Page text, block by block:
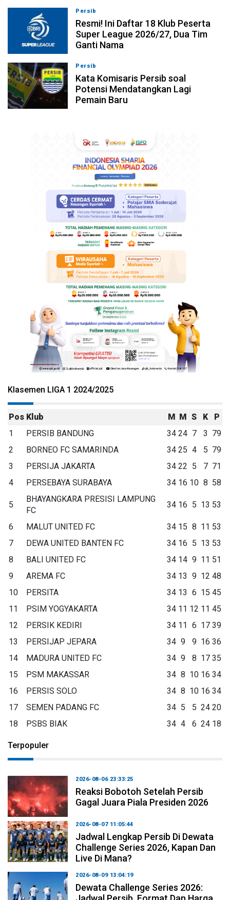
Persib
Resmi! Ini Daftar 18 Klub Peserta
Super League 2026/27, Dua Tim
Ganti Nama
Persib
Kata Komisaris Persib soal
Potensi Mendatangkan Lagi
Pemain Baru
Klasemen LIGA 1 2024/2025
Pos Klub M M S K
P
1
PERSIB BANDUNG 34 24 7 3 79
2
BORNEO FC SAMARINDA 34 25 4 5 79
3
PERSIJA JAKARTA 34 22 5 7 71
4
PERSEBAYA SURABAYA 34 16 10 8 58
5
BHAYANGKARA PRESISI LAMPUNG
FC
34 16 5 13 53
6 MALUT UNITED FC 34 15 8 11 53
7
DEWA UNITED BANTEN FC 34 16 5 13 53
8
BALI UNITED FC 34 14 9 11 51
9
AREMA FC 34 13 9 12 48
10
PERSITA 34 13 6 15 45
11
PSIM YOGYAKARTA 34 11 12 11 45
12
PERSIK KEDIRI 34 11 6 17 39
13
PERSIJAP JEPARA 34 9 9 16 36
14
MADURA UNITED FC 34 9 8 17 35
15
PSM MAKASSAR 34 8 10 16 34
16
PERSIS SOLO 34 8 10 16 34
17
SEMEN PADANG FC 34 5 5 24 20
18
PSBS BIAK 34 4 6 24 18
Terpopuler
2026-08-06 23:33:25
Reaksi Bobotoh Setelah Persib
Gagal Juara Piala Presiden 2026
2026-08-07 11:05:44
Jadwal Lengkap Persib Di Dewata
Challenge Series 2026, Kapan Dan
Live Di Mana?
2026-08-09 13:04:19
Dewata Challenge Series 2026: